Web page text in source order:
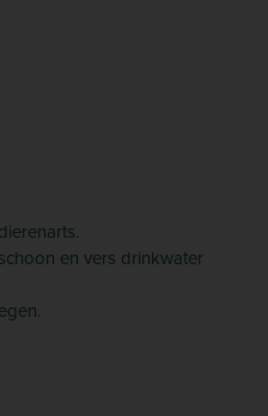
en vers drinkwater